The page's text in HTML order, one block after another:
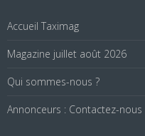
Accueil Taximag
Magazine juillet août 2026
Qui sommes-nous ?
Annonceurs : Contactez-nous